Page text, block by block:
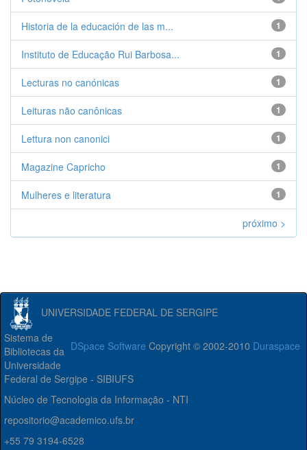
1
Historia de la educación de las m...
1
Instituto de Educação Rui Barbosa...
1
Lecturas no canónicas
1
Leituras não canônicas
1
Lettura non canonici
1
Magazine Capricho
1
Mulheres e literatura
próximo >
UNIVERSIDADE FEDERAL DE SERGIPE
DSpace Software Copyright © 2002-2010 Duraspace
Sistema de
Bibliotecas da
Universidade
Federal de Sergipe - SIBIUFS
Núcleo de Tecnologia da Informação - NTI
repositorio@academico.ufs.br
+55 79 3194-6528